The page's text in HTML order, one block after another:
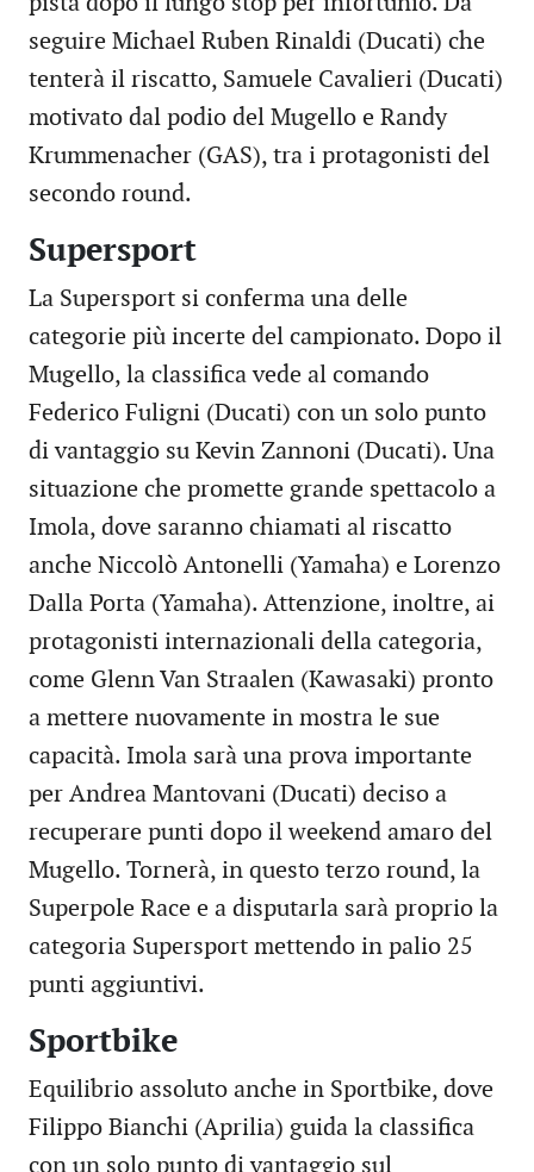
seguire Michael Ruben Rinaldi (Ducati) che
tenterà il riscatto, Samuele Cavalieri (Ducati)
motivato dal podio del Mugello e Randy
Krummenacher (GAS), tra i protagonisti del
secondo round.
Supersport
La Supersport si conferma una delle
categorie più incerte del campionato. Dopo il
Mugello, la classifica vede al comando
Federico Fuligni (Ducati) con un solo punto
di vantaggio su Kevin Zannoni (Ducati). Una
situazione che promette grande spettacolo a
Imola, dove saranno chiamati al riscatto
anche Niccolò Antonelli (Yamaha) e Lorenzo
Dalla Porta (Yamaha). Attenzione, inoltre, ai
protagonisti internazionali della categoria,
come Glenn Van Straalen (Kawasaki) pronto
a mettere nuovamente in mostra le sue
capacità. Imola sarà una prova importante
per Andrea Mantovani (Ducati) deciso a
recuperare punti dopo il weekend amaro del
Mugello. Tornerà, in questo terzo round, la
Superpole Race e a disputarla sarà proprio la
categoria Supersport mettendo in palio 25
punti aggiuntivi.
Sportbike
Equilibrio assoluto anche in Sportbike, dove
Filippo Bianchi (Aprilia) guida la classifica